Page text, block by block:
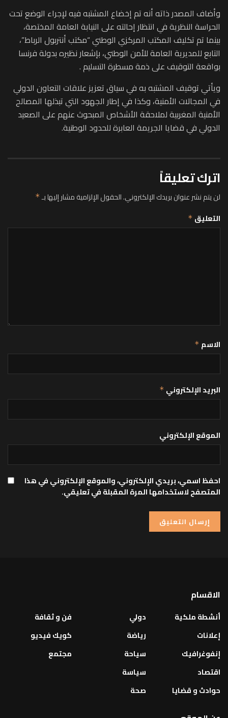
وأضاف المصدر ذاته أنه تم إخضاع المشتبه فيه لإجراء الوضع تحت
الحراسة النظرية في انتظار إحالته على النيابة العامة المختصة،
بينما تم تكليف المكتب المركزي الوطني “مكتب أنتربول الرباط”،
التابع للمديرية العامة للأمن الوطني، بإشعار نظيره بدولة فرنسا
بواقعة التوقيف على ذمة مسطرة التسليم .
ويأتي توقيف المشتبه به في سياق تعزيز علاقات التعاون الدولي
في المجالات الأمنية، وكذا في إطار الجهود التي تبذلها المصالح
الأمنية المغربية لملاحقة الأشخاص المبحوث عنهم على الصعيد
الدولي في قضايا الجريمة العابرة للحدود الوطنية.
اترك تعليقاً
لن يتم نشر عنوان بريدك الإلكتروني.الحقول الإلزامية مشار إليها بـ*
التعليق *
الاسم *
البريد الإلكتروني *
الموقع الإلكتروني
احفظ اسمي، بريدي الإلكتروني، والموقع الإلكتروني في هذا
المتصفح لاستخدامها المرة المقبلة في تعليقي.
الاقسام
أنشطة ملكية
إعلانات
إنفوغرافيك
اقتصاد
حوادث و قضايا
دولي
رياضة
سياحة
سياسة
صحة
فن و ثقافة
كويك فيديو
مجتمع